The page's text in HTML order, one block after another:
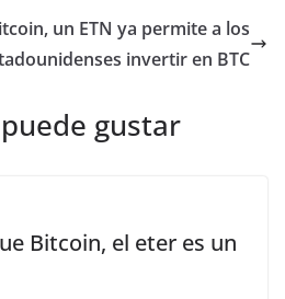
un ETN ya permite a los
invertir en BTC
gustar
Bitcoin, el eter es un